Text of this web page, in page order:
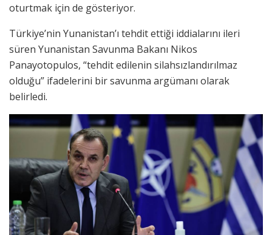
oturtmak için de gösteriyor.
Türkiye’nin Yunanistan’ı tehdit ettiği iddialarını ileri
süren Yunanistan Savunma Bakanı Nikos
Panayotopulos, “tehdit edilenin silahsızlandırılmaz
olduğu” ifadelerini bir savunma argümanı olarak
belirledi.